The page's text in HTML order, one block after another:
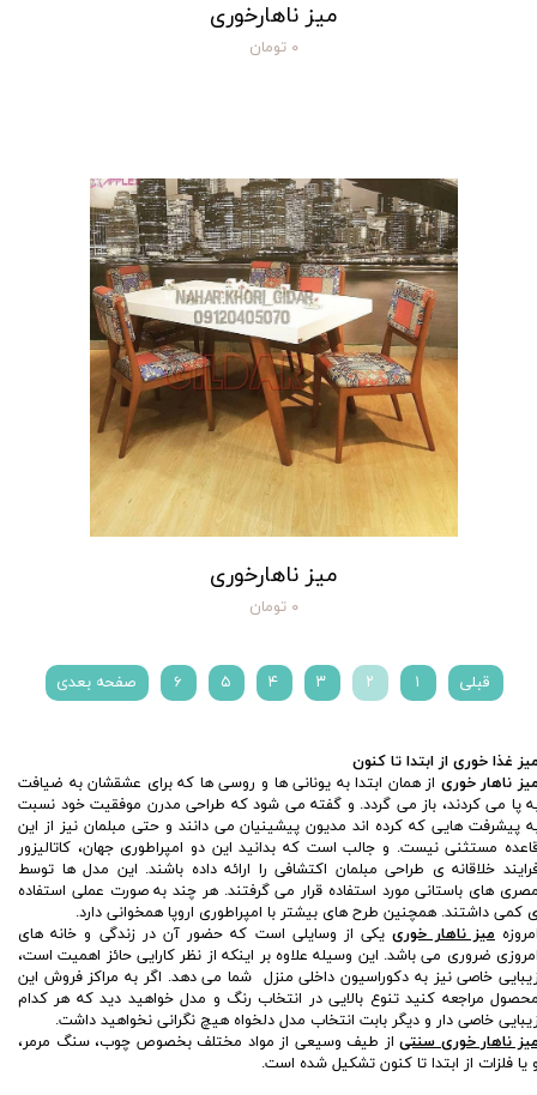
میز ناهارخوری
۰ تومان
میز ناهارخوری
۰ تومان
قبلی ۱ ۲ ۳ ۴ ۵ ۶ صفحه بعدی
غذا خوری از ابتدا تا کنون
ناهار خوری از همان ابتدا به یونانی ها و روسی ها که برای عشقشان به ضیافت
پا می کردند، باز می گردد. و گفته می شود که طراحی مدرن موفقیت خود نسبت
پیشرفت هایی که کرده اند مدیون پیشینیان می دانند و حتی مبلمان نیز از این
مستثنی نیست. و جالب است که بدانید این دو امپراطوری جهان، کاتالیزور
خلاقانه ی طراحی مبلمان اکتشافی را ارائه داده باشند. این مدل ها توسط
های باستانی مورد استفاده قرار می گرفتند. هر چند به صورت عملی استفاده
کمی داشتند. همچنین طرح های بیشتر با امپراطوری اروپا همخوانی دارد.
میز ناهار خورییکی از وسایلی است که حضور آن در زندگی و خانه های
ضروری می باشد. این وسیله علاوه بر اینکه از نظر کارایی حائز اهمیت است،
خاصی نیز به دکوراسیون داخلی منزل شما می دهد. اگر به مراکز فروش این
مراجعه کنید تنوع بالایی در انتخاب رنگ و مدل خواهید دید که هر کدام
خاصی دار و دیگر بابت انتخاب مدل دلخواه هیچ نگرانی نخواهید داشت.
ناهار خوری سنتیاز طیف وسیعی از مواد مختلف بخصوص چوب، سنگ مرمر،
یا فلزات از ابتدا تا کنون تشکیل شده است.